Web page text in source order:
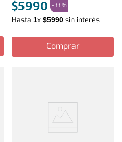
$5990 -33 %
Hasta1x$5990 sin interés
Comprar